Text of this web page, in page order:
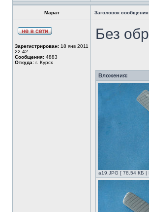
Марат Заголовок
Зарегистрирован: 18 янв 2011
22:42
Сообщения: 4883
Откуда: г. Курск
Без
Вложения:
а19.JPG [ 78.54 КБ |